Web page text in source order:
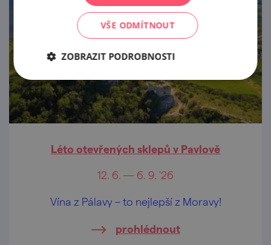
Léto otevřených sklepů v Pavlově
12. 6. — 6. 9. '26
Vína z Pálavy – to nejlepší z Moravy!
prohlédnout
VŠE ODMÍTNOUT
ZOBRAZIT PODROBNOSTI